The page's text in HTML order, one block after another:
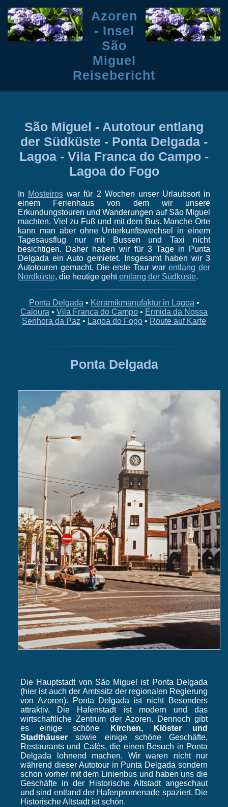
Azoren
- Insel
São
Miguel
Reisebericht
São Miguel - Autotour entlang
der Südküste - Ponta Delgada -
Lagoa - Vila Franca do Campo -
Lagoa do Fogo
In Mosteiros war für 2 Wochen unser Urlaubsort in
einem Ferienhaus von dem wir unsere
Erkundungstouren und Wanderungen auf São Miguel
machten. Viel zu Fuß und mit dem Bus. Manche Orte
kann man aber ohne Unterkunftswechsel in einem
Tagesausflug nur mit Bussen und Taxi nicht
besichtigen. Daher haben wir für 3 Tage in Punta
Delgada ein Auto gemietet. Insgesamt haben wir 3
Autotouren gemacht. Die erste Tour war entlang der
Nordküste, die heutige gehtentlang der Südküste.
Ponta Delgada • Keramikmanufaktur in Lagoa •
Caloura • Vila Franca do Campo • Ermida da Nossa
Senhora da Paz • Lagoa do Fogo • Route auf Karte
Ponta Delgada
Die Hauptstadt von São Miguel ist Ponta Delgada
(hier ist auch der Amtssitz der regionalen Regierung
von Azoren). Ponta Delgada ist nicht Besonders
attraktiv. Die Hafenstadt ist modern und das
wirtschaftliche Zentrum der Azoren. Dennoch gibt
es einige schöne
Kirchen, Klöster und
Stadthäuser sowie einige schöne Geschäfte,
Restaurants und Cafés, die einen Besuch in Ponta
Delgada lohnend machen. Wir waren nicht nur
während dieser Autotour in Punta Delgada sondern
schon vorher mit dem Linienbus und haben uns die
Geschäfte in der Historische Altstadt angeschaut
und sind entland der Hafenpromenade spaziert. Die
Historische Altstadt ist schön.